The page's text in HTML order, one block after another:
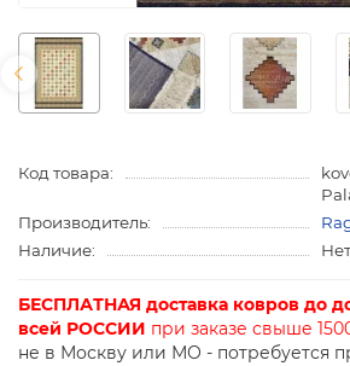
Код товара:
Производитель:
Наличие:
БЕСПЛАТНАЯ доставка ковров до
всей РОССИИ при заказе свыше
не в Москву или МО - потребуется